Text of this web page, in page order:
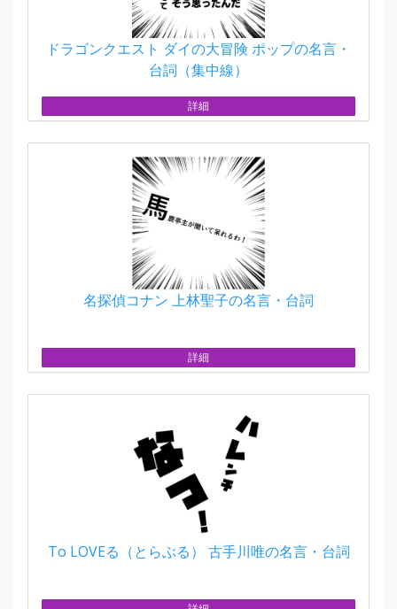
ドラゴンクエスト ダイの大冒険 ポップの名言・
台詞（集中線）
詳細
名探偵コナン 上林聖子の名言・台詞
詳細
To LOVEる（とらぶる） 古手川唯の名言・台詞